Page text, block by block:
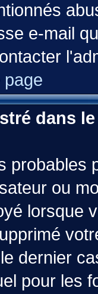
e-mail
page
dans
probables
ou
lorsque
dernier
pour les